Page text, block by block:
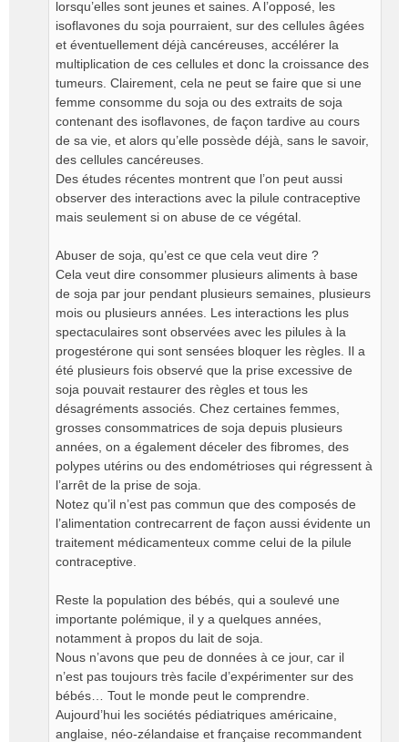
lorsqu’elles sont jeunes et saines. A l’opposé, les
isoflavones du soja pourraient, sur des cellules âgées
et éventuellement déjà cancéreuses, accélérer la
multiplication de ces cellules et donc la croissance des
tumeurs. Clairement, cela ne peut se faire que si une
femme consomme du soja ou des extraits de soja
contenant des isoflavones, de façon tardive au cours
de sa vie, et alors qu’elle possède déjà, sans le savoir,
des cellules cancéreuses.
Des études récentes montrent que l’on peut aussi
observer des interactions avec la pilule contraceptive
mais seulement si on abuse de ce végétal.
Abuser de soja, qu’est ce que cela veut dire ?
Cela veut dire consommer plusieurs aliments à base
de soja par jour pendant plusieurs semaines, plusieurs
mois ou plusieurs années. Les interactions les plus
spectaculaires sont observées avec les pilules à la
progestérone qui sont sensées bloquer les règles. Il a
été plusieurs fois observé que la prise excessive de
soja pouvait restaurer des règles et tous les
désagréments associés. Chez certaines femmes,
grosses consommatrices de soja depuis plusieurs
années, on a également déceler des fibromes, des
polypes utérins ou des endométrioses qui régressent à
l’arrêt de la prise de soja.
Notez qu’il n’est pas commun que des composés de
l’alimentation contrecarrent de façon aussi évidente un
traitement médicamenteux comme celui de la pilule
contraceptive.
Reste la population des bébés, qui a soulevé une
importante polémique, il y a quelques années,
notamment à propos du lait de soja.
Nous n’avons que peu de données à ce jour, car il
n’est pas toujours très facile d’expérimenter sur des
bébés… Tout le monde peut le comprendre.
Aujourd’hui les sociétés pédiatriques américaine,
anglaise, néo-zélandaise et française recommandent